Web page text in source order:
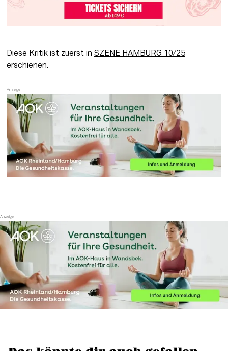
Diese Kritik ist zuerst in SZENE HAMBURG 10/25
erschienen.